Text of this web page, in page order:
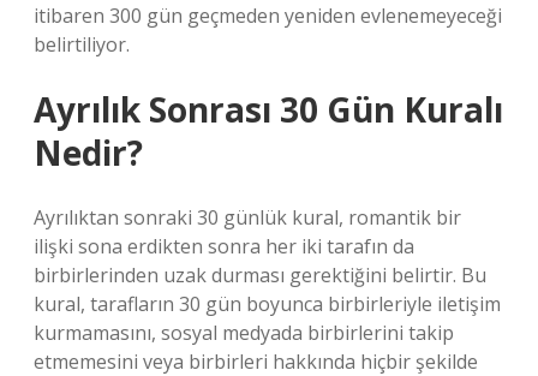
itibaren 300 gün geçmeden yeniden evlenemeyeceği
belirtiliyor.
Ayrılık Sonrası 30 Gün Kuralı
Nedir?
Ayrılıktan sonraki 30 günlük kural, romantik bir
ilişki sona erdikten sonra her iki tarafın da
birbirlerinden uzak durması gerektiğini belirtir. Bu
kural, tarafların 30 gün boyunca birbirleriyle iletişim
kurmamasını, sosyal medyada birbirlerini takip
etmemesini veya birbirleri hakkında hiçbir şekilde